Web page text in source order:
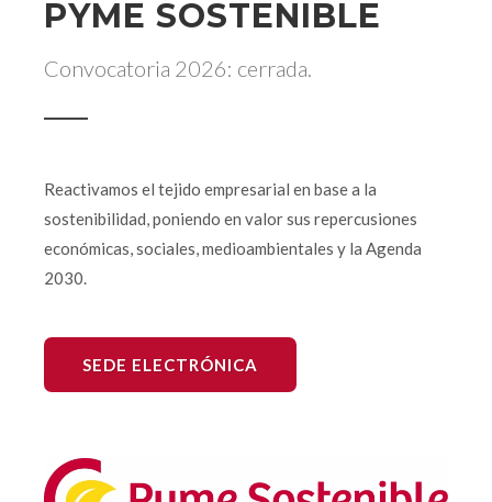
PYME SOSTENIBLE
Convocatoria 2026: cerrada.
Reactivamos el tejido empresarial en base a la
sostenibilidad, poniendo en valor sus repercusiones
económicas, sociales, medioambientales y la Agenda
2030.
SEDE ELECTRÓNICA